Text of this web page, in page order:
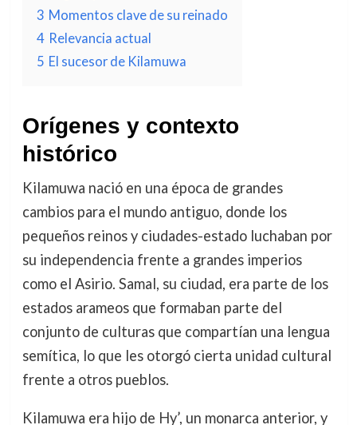
3 Momentos clave de su reinado
4 Relevancia actual
5 El sucesor de Kilamuwa
Orígenes y contexto
histórico
Kilamuwa nació en una época de grandes
cambios para el mundo antiguo, donde los
pequeños reinos y ciudades-estado luchaban por
su independencia frente a grandes imperios
como el Asirio. Samal, su ciudad, era parte de los
estados arameos que formaban parte del
conjunto de culturas que compartían una lengua
semítica, lo que les otorgó cierta unidad cultural
frente a otros pueblos.
Kilamuwa era hijo de Hy’, un monarca anterior, y